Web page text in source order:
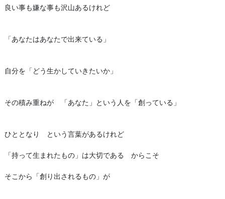
良い事も嫌な事も沢山あるけれど
「あなたはあなたで出来ている」
自分を「どう生かしていきたいか」
その積み重ねが 「あなた」という人を「創っている」
ひととなり という言葉があるけれど
「持って生まれたもの」は大切である からこそ
そこから「創り出されるもの」が